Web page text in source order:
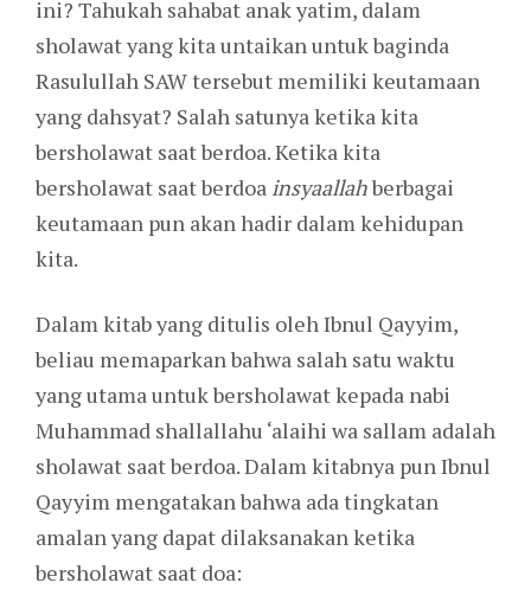
ini? Tahukah sahabat anak yatim, dalam
sholawat yang kita untaikan untuk baginda
Rasulullah SAW tersebut memiliki keutamaan
yang dahsyat? Salah satunya ketika kita
bersholawat saat berdoa. Ketika kita
bersholawat saat berdoa insyaallahberbagai
keutamaan pun akan hadir dalam kehidupan
kita.
Dalam kitab yang ditulis oleh Ibnul Qayyim,
beliau memaparkan bahwa salah satu waktu
yang utama untuk bersholawat kepada nabi
Muhammad shallallahu ‘alaihi wa sallam adalah
sholawat saat berdoa. Dalam kitabnya pun Ibnul
Qayyim mengatakan bahwa ada tingkatan
amalan yang dapat dilaksanakan ketika
bersholawat saat doa: